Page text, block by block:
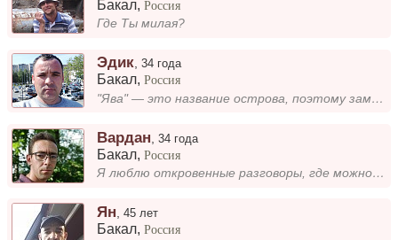
Бакал,Россия
Где Ты милая?
Эдик,34 года
Бакал,Россия
"Ява" — это название острова, поэтому заменено на "остров". Редактированный текст: "Остров".
Вардан ,34 года
Бакал,Россия
Я люблю откровенные разговоры, где можно поделиться мыслями и слушать других. Для меня важно, чтобы общение было честным...
Ян ,45 лет
Бакал,Россия